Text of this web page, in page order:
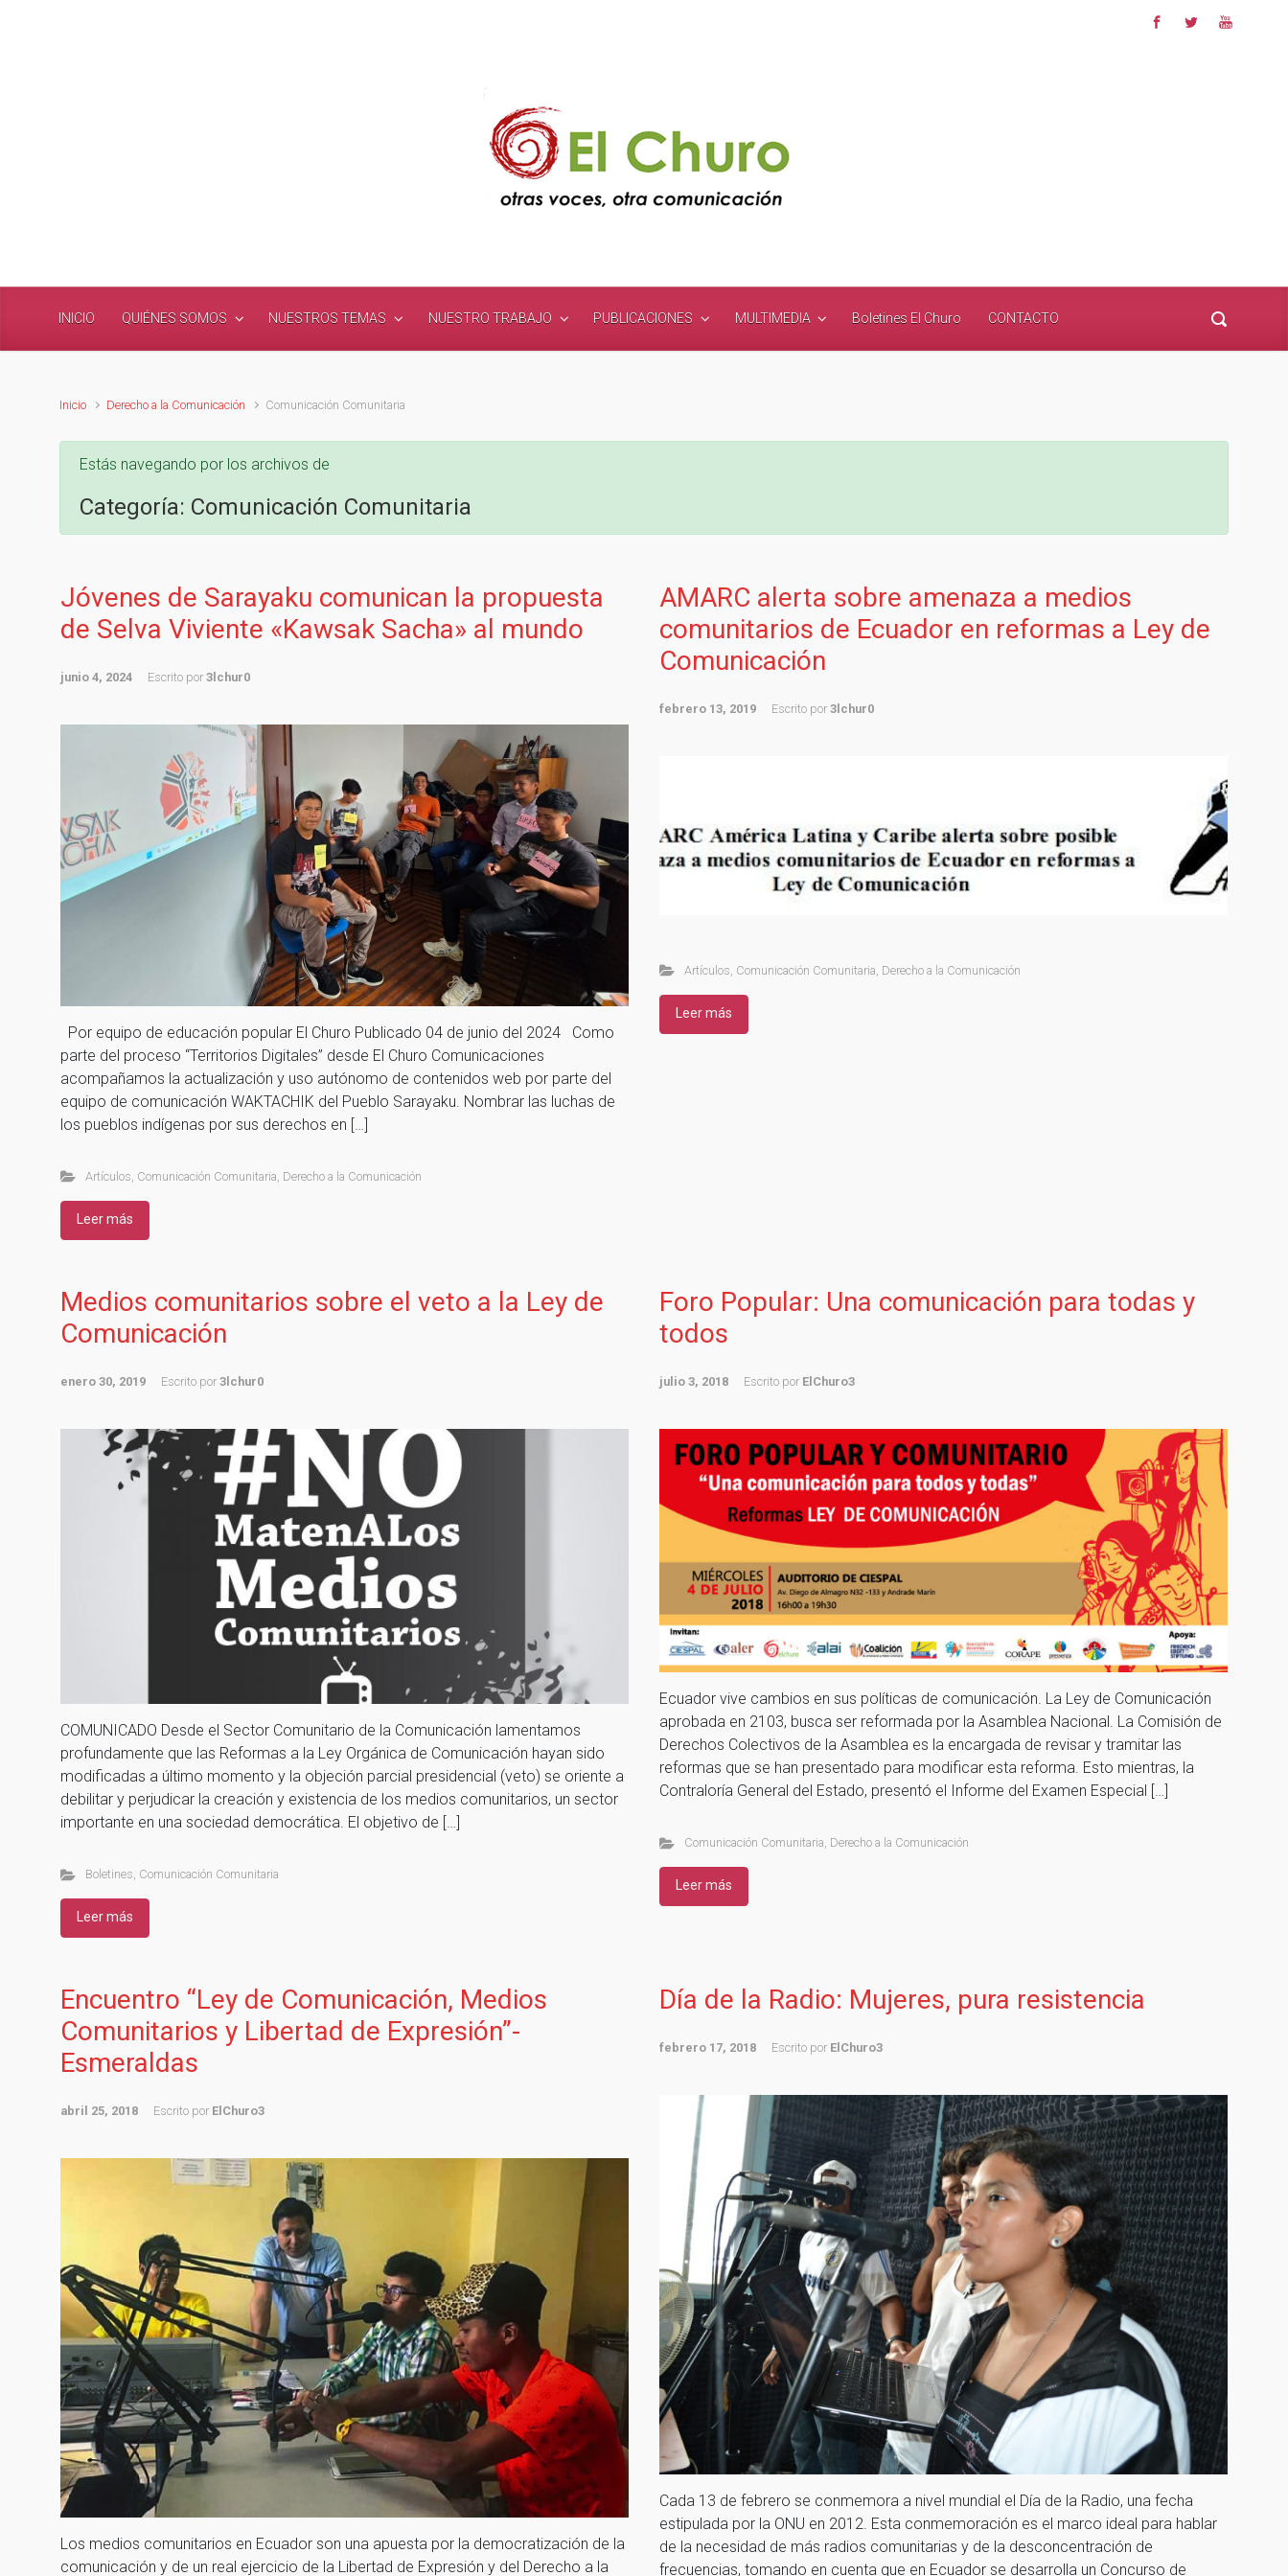
INICIO QUIÉNES SOMOS NUESTROS TEMAS NUESTRO TRABAJO PUBLICACIONES MULTIMEDIA Boletines El Churo CONTACTO
Inicio Derecho a la Comunicación Comunicación Comunitaria
Estás navegando por los archivos de
Categoría: Comunicación Comunitaria
Jóvenes de Sarayaku comunican la propuesta
de Selva Viviente «Kawsak Sacha» al mundo
junio 4, 2024 Escrito por 3lchur0
Por equipo de educación popular El Churo Publicado 04 de junio del 2024 Como
parte del proceso “Territorios Digitales” desde El Churo Comunicaciones
acompañamos la actualización y uso autónomo de contenidos web por parte del
equipo de comunicación WAKTACHIK del Pueblo Sarayaku. Nombrar las luchas de
los pueblos indígenas por sus derechos en […]
Artículos Comunicación Comunitaria Derecho a la Comunicación
Leer más
AMARC alerta sobre amenaza a medios
comunitarios de Ecuador en reformas a Ley de
Comunicación
febrero 13, 2019 Escrito por 3lchur0
Artículos Comunicación Comunitaria Derecho a la Comunicación
Leer más
Medios comunitarios sobre el veto a la Ley de
Comunicación
enero 30, 2019 Escrito por 3lchur0
COMUNICADO Desde el Sector Comunitario de la Comunicación lamentamos
profundamente que las Reformas a la Ley Orgánica de Comunicación hayan sido
modificadas a último momento y la objeción parcial presidencial (veto) se oriente a
debilitar y perjudicar la creación y existencia de los medios comunitarios, un sector
importante en una sociedad democrática. El objetivo de […]
Boletines, Comunicación Comunitaria
Leer más
Foro Popular: Una comunicación para todas y
todos
julio 3, 2018 Escrito por ElChuro3
Ecuador vive cambios en sus políticas de comunicación. La Ley de Comunicación
aprobada en 2103, busca ser reformada por la Asamblea Nacional. La Comisión de
Derechos Colectivos de la Asamblea es la encargada de revisar y tramitar las
reformas que se han presentado para modificar esta reforma. Esto mientras, la
Contraloría General del Estado, presentó el Informe del Examen Especial […]
Comunicación Comunitaria, Derecho a la Comunicación
Leer más
Encuentro “Ley de Comunicación, Medios
Comunitarios y Libertad de Expresión”-
Esmeraldas
abril 25, 2018 Escrito por ElChuro3
Los medios comunitarios en Ecuador son una apuesta por la democratización de la
comunicación y de un real ejercicio de la Libertad de Expresión y del Derecho a la
Día de la Radio: Mujeres, pura resistencia
febrero 17, 2018 Escrito por ElChuro3
Cada 13 de febrero se conmemora a nivel mundial el Día de la Radio, una fecha
estipulada por la ONU en 2012. Esta conmemoración es el marco ideal para hablar
de la necesidad de más radios comunitarias y de la desconcentración de
frecuencias, tomando en cuenta que en Ecuador se desarrolla un Concurso de